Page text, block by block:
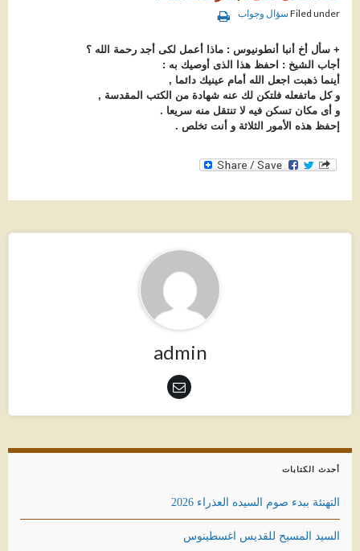
Filed underسؤال وجواب
+ سأل أخ أنبا أنطونيوس : ماذا أعمل لكى أجد رحمة الله ؟
أجاب الشيخ : احفظ هذا الذى أوصيك به :
أينما ذهبت اجعل الله أمام عينيك دائما ,
و كل ماتفعله فلتكن لك عنه شهادة من الكتب المقدسة ,
و أى مكان تسكن فيه لا تنتقل منه سريعا .
إحفظ هذه الأمور الثلاثة و أنت تخلص .
admin
أحدث الكتابات
التهنئة ببدء صوم السيده العذراء 2026
السيد المسيح للقديس اغسطينوس